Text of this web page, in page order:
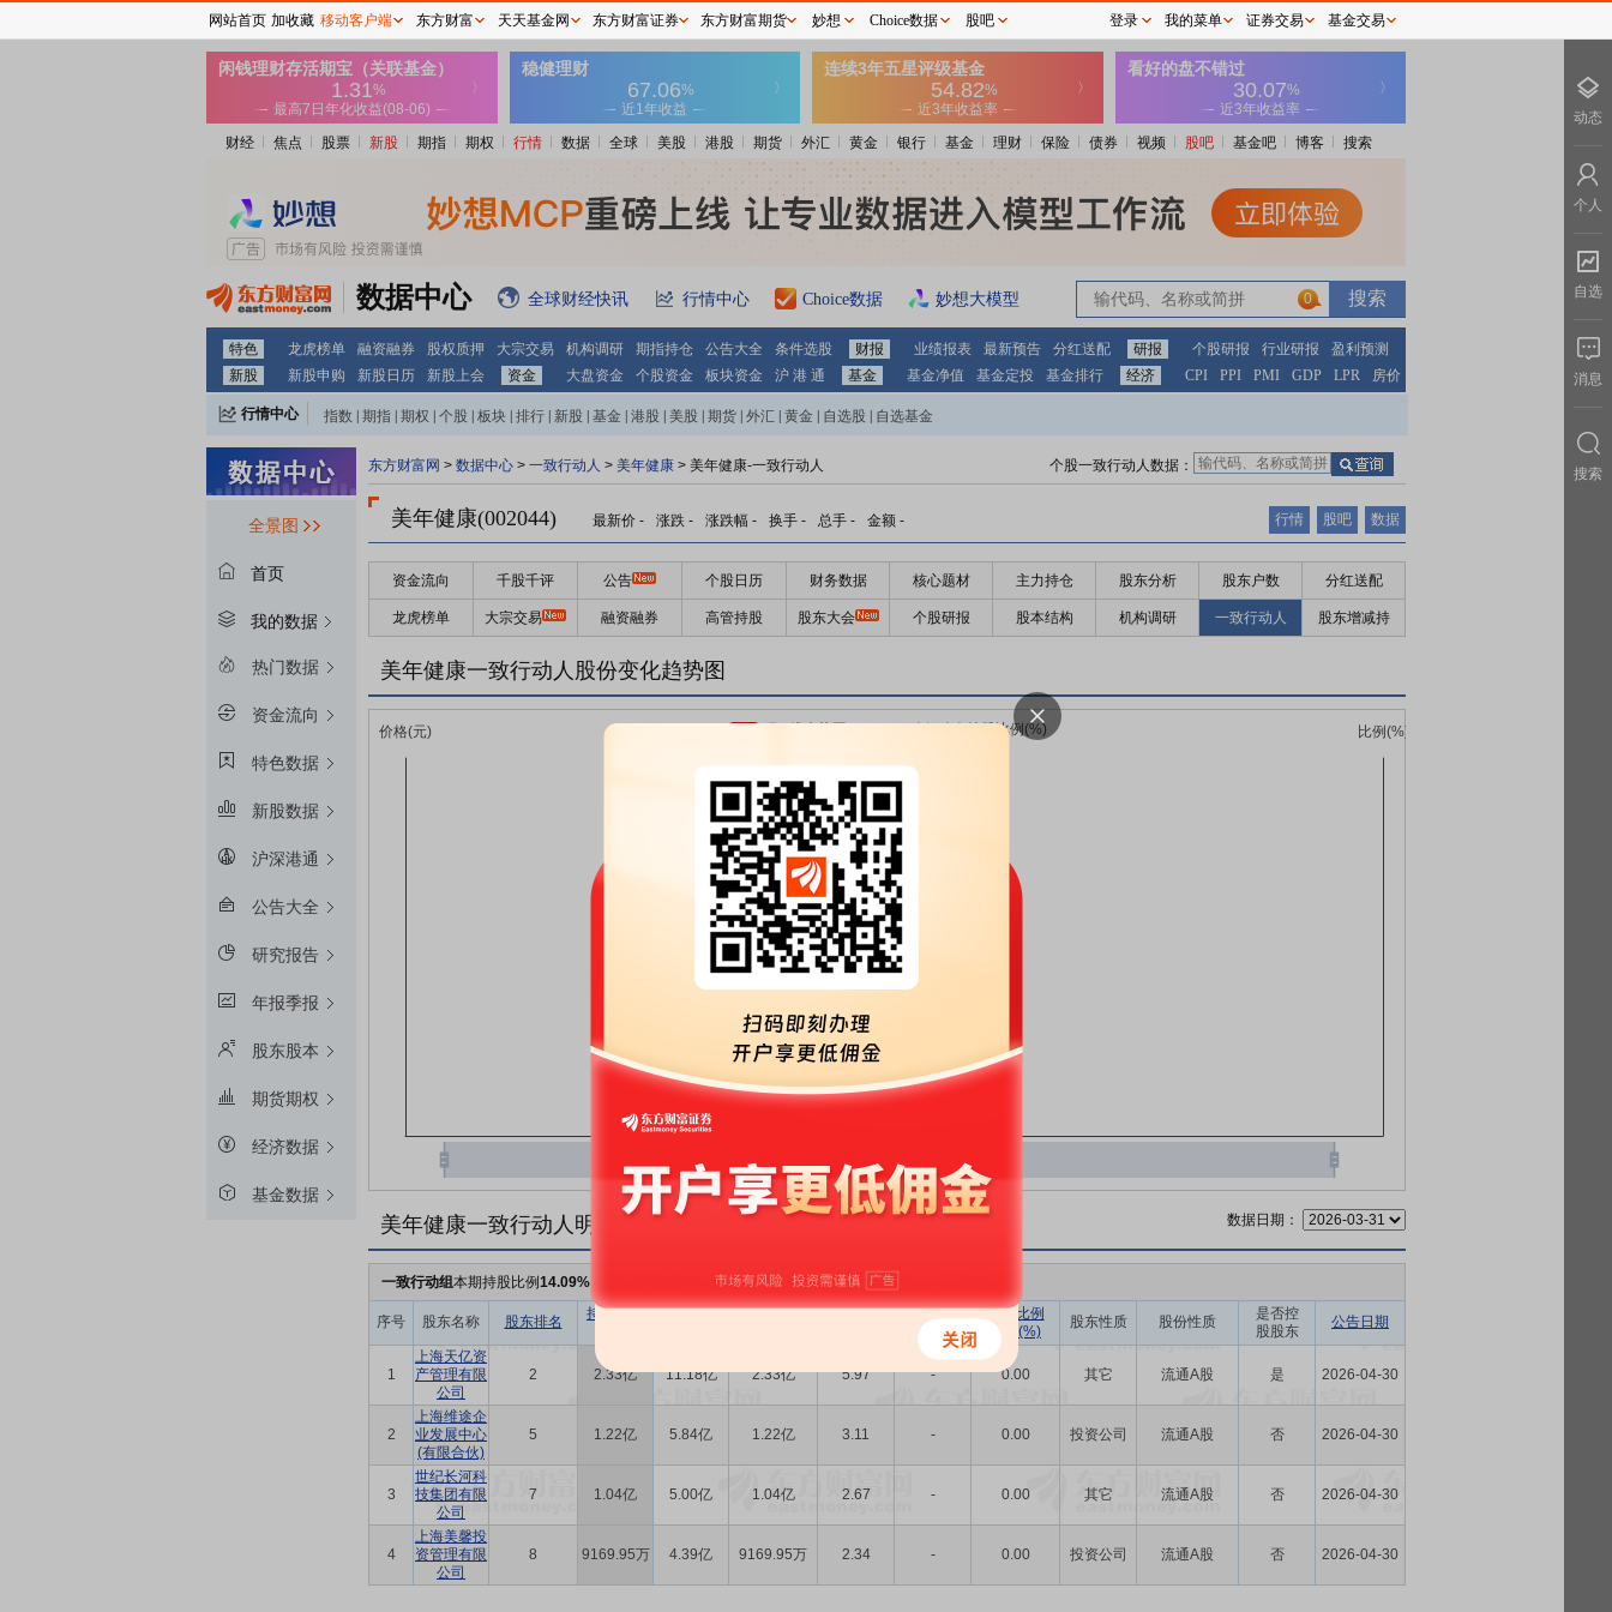
财经 焦点 股票 新股 期指 期权 行情 数据 全球 美股 港股 期货 外汇 黄金 银行 基金 理财 保险 债券 视频 股吧 基金吧 博客 搜索
数据中心 全球财经快讯 行情中心 Choice数据 妙想大模型 0
特色 龙虎榜单 融资融券 股权质押 大宗交易 机构调研 期指持仓 公告大全 条件选股 财报 业绩报表 最新预告 分红送配 研报 个股研报 行业研报
盈利预测
新股
新股申购 新股日历 新股上会 资金 大盘资金 个股资金 板块资金 沪 港 通 基金 基金净值 基金定投 基金排行 经济 CPI PPI PMI GDP LPR 房价
行情中心 指数 期指 期权 个股 板块 排行 新股 基金 港股 美股 期货 外汇 黄金 自选股 自选基金
全景图
首页
我的数据
热门数据
资金流向
特色数据
新股数据
沪深港通
公告大全
研究报告
年报季报
股东股本
期货期权
经济数据
基金数据
东方财富网 > 数据中心 > 一致行动人 > 美年健康 > 美年健康-一致行动人 个股一致行动人数据：
美年健康(002044) 最新价 - 涨跌 - 涨跌幅 - 换手 - 总手 - 金额 - 行情 股吧 数据
资金流向 千股千评 公告 个股日历 财务数据 核心题材 主力持仓 股东分析 股东户数 分红送配
龙虎榜单 大宗交易 融资融券 高管持股 股东大会 个股研报 股本结构 机构调研 一致行动人 股东增减持
美年健康一致行动人股份变化趋势图
美年健康一致行动人明细 数据日期：
一致行动组本期持股比例14.09%
序号 股东名称 股东排名
持股数量
持股市值
已流通股份
持股比例
持股数量
变动(股)
持股比例
变动(%)
股东性质 股份性质
是否控
股股东
公告日期
1
上海天亿资
产管理有限
公司
2 2.33亿 11.18亿 2.33亿 5.97 - 0.00 其它 流通A股 是 2026-04-30
2
上海维途企
业发展中心
(有限合伙)
5 1.22亿 5.84亿 1.22亿 3.11 - 0.00 投资公司 流通A股 否 2026-04-30
3
世纪长河科
技集团有限
公司
7 1.04亿 5.00亿 1.04亿 2.67 - 0.00 其它 流通A股 否 2026-04-30
4
上海美馨投
资管理有限
公司
8 9169.95万 4.39亿 9169.95万 2.34 - 0.00 投资公司 流通A股 否 2026-04-30
网站首页 加收藏 移动客户端 东方财富 天天基金网 东方财富证券 东方财富期货 妙想 Choice数据 股吧 登录 我的菜单 证券交易 基金交易
动态
个人
自选
消息
搜索